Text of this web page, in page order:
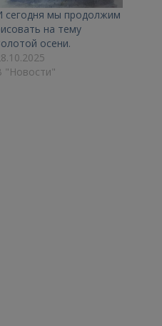
сегодня мы продолжим
на тему
осени.
"Новости"